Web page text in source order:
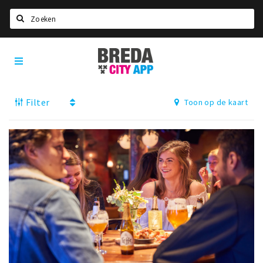
Home
Deals
Nieuws, interviews & blogs
Eten
Drinken
Slapen
Recreatief
Winkels
Breda
City
App
Filter Toon op de kaart